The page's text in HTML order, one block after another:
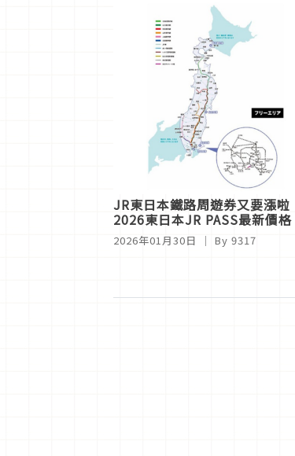
JR東日本鐵路周遊券又要漲啦
2026東日本JR PASS最新價格
2026年01月30日 ｜ By 9317